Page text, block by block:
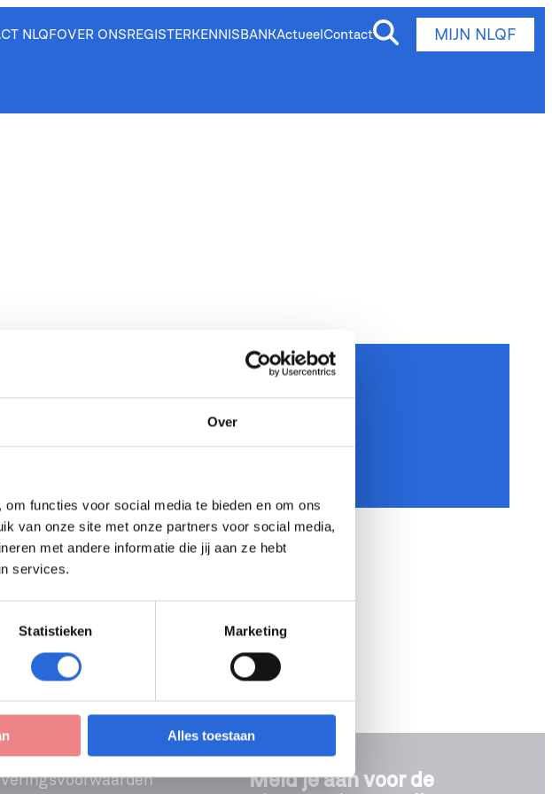
Over
functies voor social media te bieden en om ons
van onze site met onze partners voor social media,
met andere informatie die jij aan ze hebt
services.
Statistieken Marketing
Alles toestaan
NLQFOVER ONSREGISTERKENNISBANKActueelContact MIJN NLQF
Meld je aan voor de